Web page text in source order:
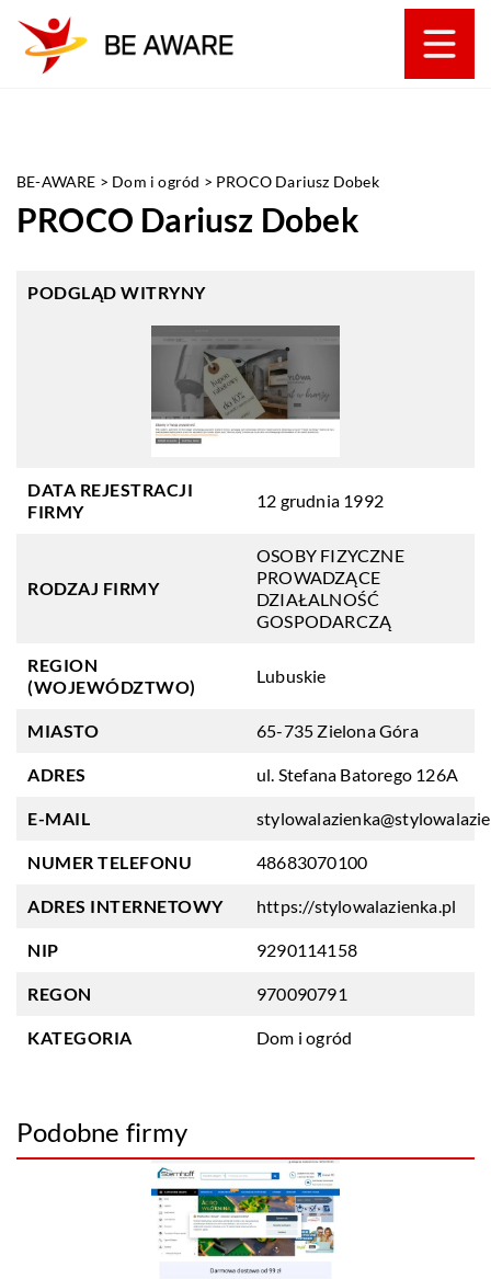
BE-AWARE > Dom i ogród > PROCO Dariusz Dobek
PROCO Dariusz Dobek
PODGLĄD WITRYNY
DATA REJESTRACJI
FIRMY
12 grudnia 1992
RODZAJ FIRMY
OSOBY FIZYCZNE
PROWADZĄCE
DZIAŁALNOŚĆ
GOSPODARCZĄ
REGION
(WOJEWÓDZTWO)
Lubuskie
MIASTO 65-735 Zielona Góra
ADRES ul. Stefana Batorego 126A
E-MAIL
NUMER TELEFONU 48683070100
ADRES INTERNETOWY https://stylowalazienka.pl
NIP 9290114158
REGON 970090791
KATEGORIA Dom i ogród
Podobne firmy